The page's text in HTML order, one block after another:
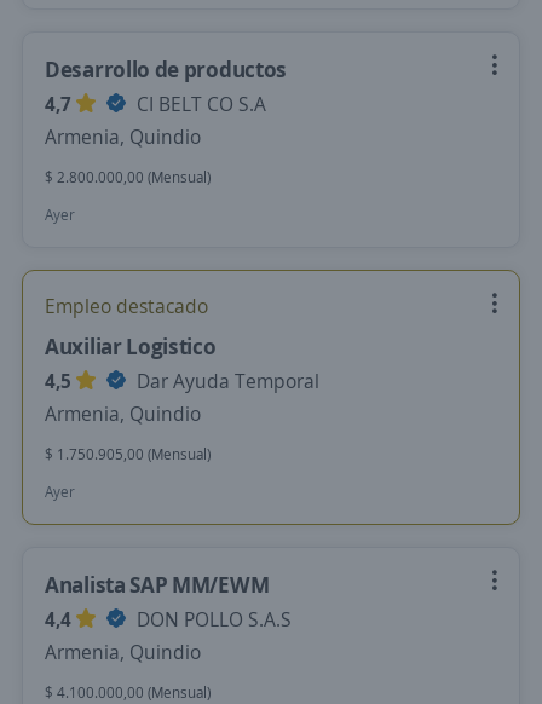
Desarrollo de productos
4,7
CI BELT CO S.A
Armenia, Quindio
$ 2.800.000,00 (Mensual)
Ayer
Empleo destacado
Auxiliar Logistico
4,5
Dar Ayuda Temporal
Armenia, Quindio
$ 1.750.905,00 (Mensual)
Ayer
Analista SAP MM/EWM
4,4
DON POLLO S.A.S
Armenia, Quindio
$ 4.100.000,00 (Mensual)